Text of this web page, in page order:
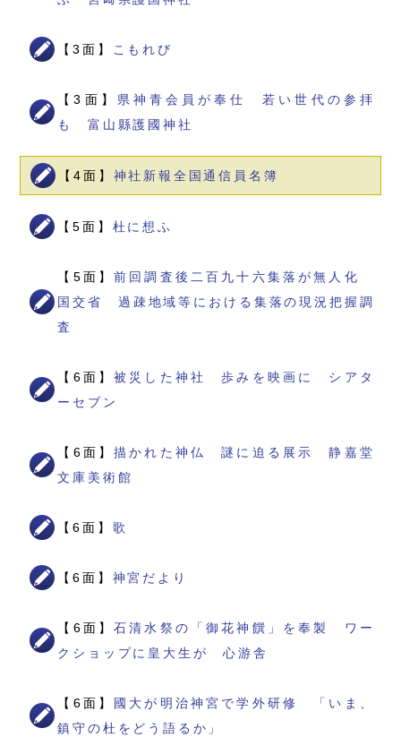
【3面】 こもれび
【3面】 県神青会員が奉仕 若い世代の参拝
も 富山縣護國神社
【4面】 神社新報全国通信員名簿
【5面】 杜に想ふ
【5面】前回調査後二百九十六集落が無人化
国交省 過疎地域等における集落の現況把握調
査
【6面】被災した神社 歩みを映画に シアタ
ーセブン
【6面】描かれた神仏 謎に迫る展示 静嘉堂
文庫美術館
【6面】 歌
【6面】 神宮だより
【6面】石清水祭の「御花神饌」を奉製 ワー
クショップに皇大生が 心游舎
【6面】
國大が明治神宮で学外研修 「いま、
鎮守の杜をどう語るか」